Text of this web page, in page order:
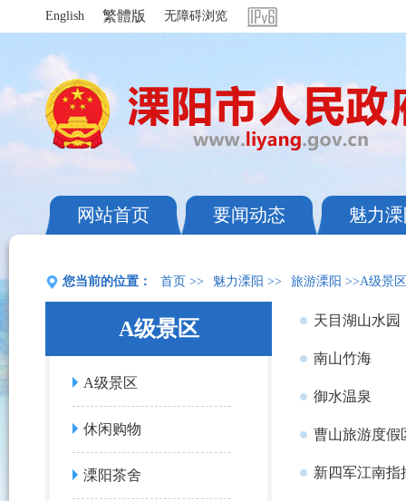
English 繁體版 无障碍浏览
网站首页 要闻动态 魅力
您当前的位置： 首页 >> 魅力溧阳 >> 旅游溧阳 >>A级景区
A级景区
A级景区
休闲购物
溧阳茶舍
天目湖山水园
南山竹海
御水温泉
曹山旅游度假
新四军江南指